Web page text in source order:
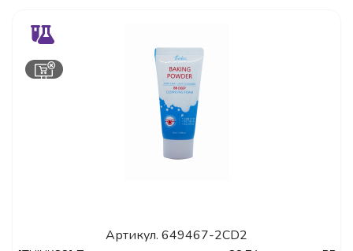
Артикул. 649467-2CD2